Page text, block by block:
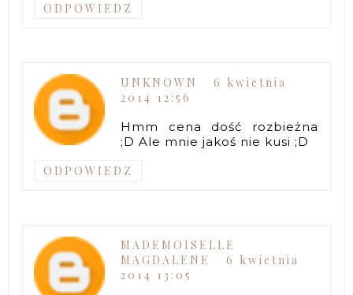
ODPOWIEDZ
UNKNOWN
6 kwietnia
2014 12:56
Hmm cena dość rozbieżna
;D Ale mnie jakoś nie kusi ;D
ODPOWIEDZ
MADEMOISELLE
MAGDALENE
6 kwietnia
2014 13:05